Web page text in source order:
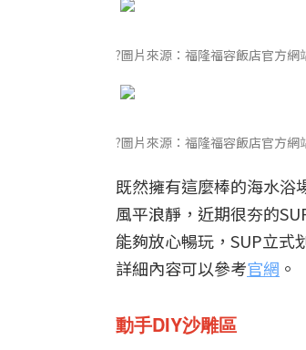
?圖片來源：福隆福容飯店官方網
?圖片來源：福隆福容飯店官方網
既然擁有這麼棒的海水浴
風平浪靜，近期很夯的
能夠放心暢玩，SUP立式
詳細內容可以參考官網 。
動手DIY沙雕區